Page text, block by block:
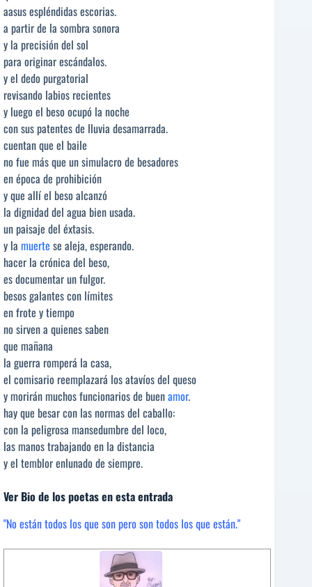
aasus espléndidas escorias.
a partir de la sombra sonora
y la precisión del sol
para originar escándalos.
y el dedo purgatorial
revisando labios recientes
y luego el beso ocupó la noche
con sus patentes de lluvia desamarrada.
cuentan que el baile
no fue más que un simulacro de besadores
en época de prohibición
y que allí el beso alcanzó
la dignidad del agua bien usada.
un paisaje del éxtasis.
y la muerte se aleja, esperando.
hacer la crónica del beso,
es documentar un fulgor.
besos galantes con límites
en frote y tiempo
no sirven a quienes saben
que mañana
la guerra romperá la casa,
el comisario reemplazará los atavíos del queso
y morirán muchos funcionarios de buenamor.
hay que besar con las normas del caballo:
con la peligrosa mansedumbre del loco,
las manos trabajando en la distancia
y el temblor enlunado de siempre.
Ver Bio de los poetas en esta entrada
"No están todos los que son pero son todos los que están."